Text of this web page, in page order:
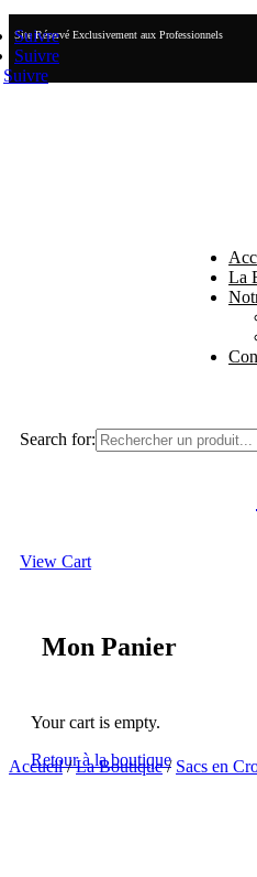
Site Réservé Exclusivement aux Professionnels
Suivre
Suivre
Suivre
La
Search for:
View Cart
Mon Panier
Your cart is empty.
Retour à la boutique
Accueil/La Boutique/ Sacs en